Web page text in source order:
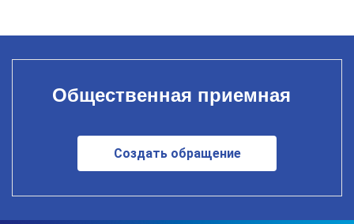
Общественная приемная
Создать обращение